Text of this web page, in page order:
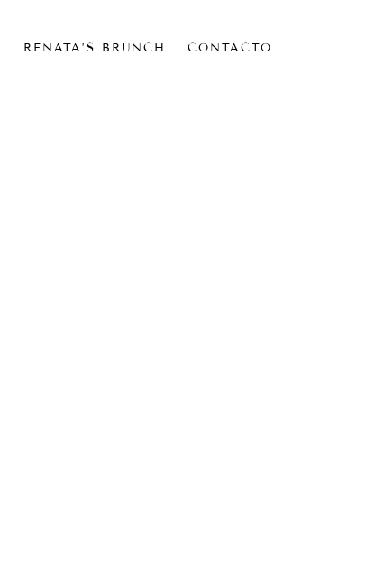
RENATA’S BRUNCH CONTACTO